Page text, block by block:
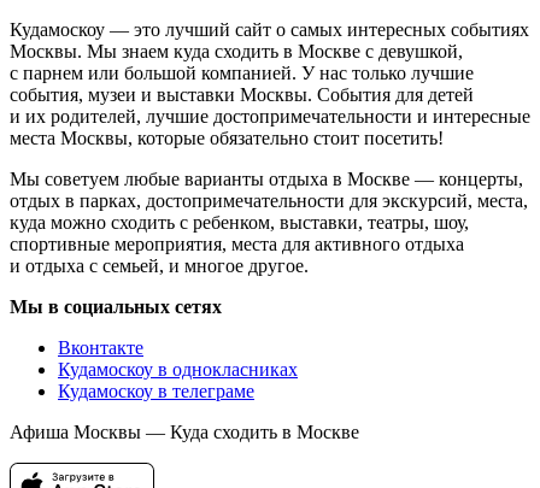
Кудамоскоу — это лучший сайт о самых интересных событиях
Москвы. Мы знаем куда сходить в Москве с девушкой,
с парнем или большой компанией. У нас только лучшие
события, музеи и выставки Москвы. События для детей
и их родителей, лучшие достопримечательности и интересные
места Москвы, которые обязательно стоит посетить!
Мы советуем любые варианты отдыха в Москве — концерты,
отдых в парках, достопримечательности для экскурсий, места,
куда можно сходить с ребенком, выставки, театры, шоу,
спортивные мероприятия, места для активного отдыха
и отдыха с семьей, и многое другое.
Мы в социальных сетях
Вконтакте
Кудамоскоу в однокласниках
Кудамоскоу в телеграме
Афиша Москвы — Куда сходить в Москве